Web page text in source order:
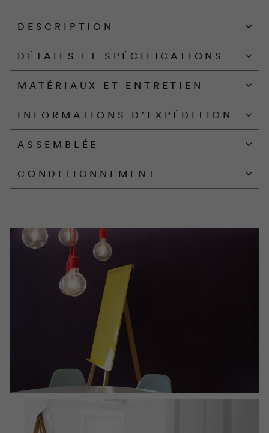
DESCRIPTION
DÉTAILS ET SPÉCIFICATIONS
MATÉRIAUX ET ENTRETIEN
INFORMATIONS D'EXPÉDITION
ASSEMBLÉE
CONDITIONNEMENT